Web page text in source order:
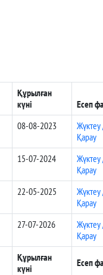
Құрылған
күні
Есеп
08-08-2023
Қарау
15-07-2024
Қарау
22-05-2025
Қарау
27-07-2026
Қарау
Құрылған
күні
Есеп